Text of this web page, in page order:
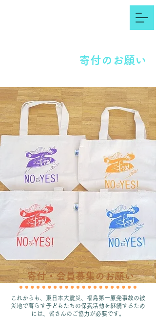
寄付のお願い
寄付・会員募集のお願い
これからも、東日本大震災、福島第一原発事故の被
災地で暮らす子どもたちの保養活動を継続するため
には、皆さんのご協力が必要です。